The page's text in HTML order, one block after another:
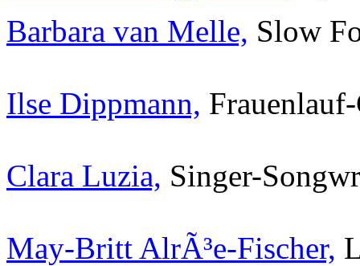
Barbara van Melle, Slow
Ilse Dippmann,
Clara Luzia, Singer-
May-Britt AlrÃ³e-Fischer,